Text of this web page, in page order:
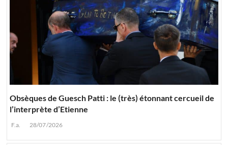
Obsèques de Guesch Patti : le (très) étonnant cercueil de
l’interprète d’Etienne
F.a. 28/07/2026